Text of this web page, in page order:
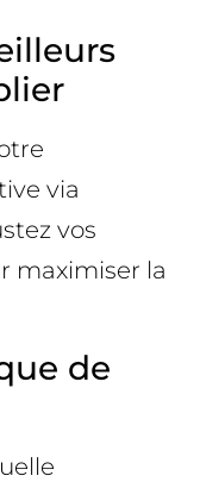
via
vos
maximiser la
de